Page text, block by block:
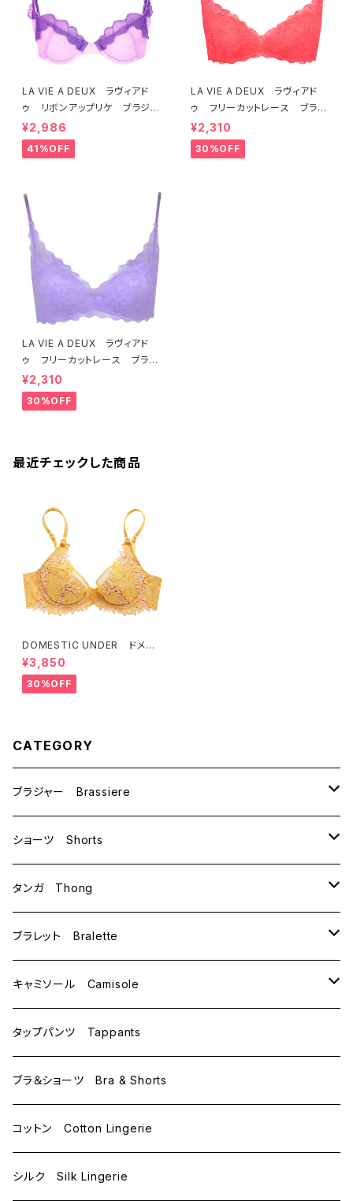
LA VIE A DEUX ラヴィアド
ゥ リボンアップリケ ブラジャ
ー（ラベンダー） 22293 SA
LE セール 送料無料
¥2,986
41%OFF
LA VIE A DEUX ラヴィアド
ゥ フリーカットレース ブラレ
ット ソフトブラ（トマトレッド）2
2457 SALE 送料無料
¥2,310
30%OFF
LA VIE A DEUX ラヴィアド
ゥ フリーカットレース ブラレ
ット ソフトブラ（ラベンダー）22
463 SALE 送料無料
¥2,310
30%OFF
最近チェックした商品
DOMESTIC UNDER ドメス
ティックアンダー オルフェーヴ
ル ブラジャー（マンゴーイエロ
ー）D2254 送料無料
¥3,850
30%OFF
CATEGORY
ブラジャー Brassiere
B70
B75
C65
C70
C75
D65
D70
E70
ショーツ Shorts
M
L
タンガ Thong
M
ブラレット Bralette
M
L
キャミソール Camisole
M
L
タップパンツ Tappants
ブラ＆ショーツ Bra & Shorts
コットン Cotton Lingerie
シルク Silk Lingerie